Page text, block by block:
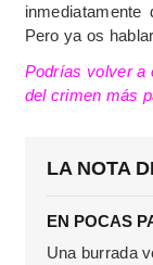
Pero ya os
Podrías volver a
del crimen más
LA NOTA
EN POCAS
Una burrada